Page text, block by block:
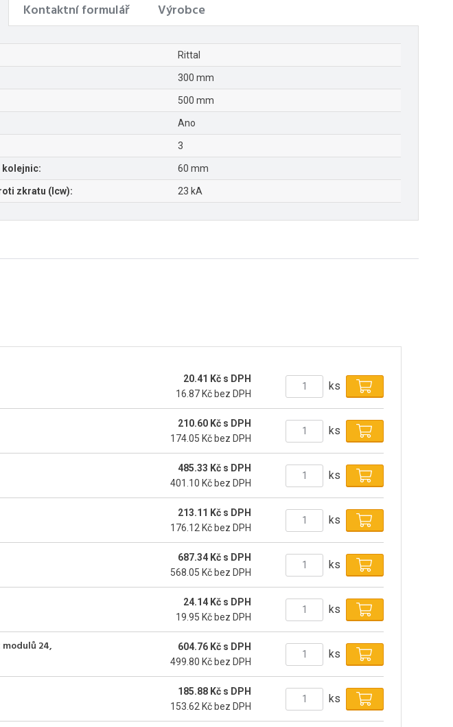
Kontaktní formulář Výrobce
Rittal
300 mm
500 mm
Ano
3
kolejnic: 60 mm
zkratu (Icw): 23 kA
20.41 Kč s DPH
16.87 Kč bez DPH
ks
210.60 Kč s DPH
174.05 Kč bez DPH
ks
485.33 Kč s DPH
401.10 Kč bez DPH
ks
213.11 Kč s DPH
176.12 Kč bez DPH
ks
687.34 Kč s DPH
568.05 Kč bez DPH
ks
24.14 Kč s DPH
19.95 Kč bez DPH
ks
24,
604.76 Kč s DPH
499.80 Kč bez DPH
ks
185.88 Kč s DPH
153.62 Kč bez DPH
ks